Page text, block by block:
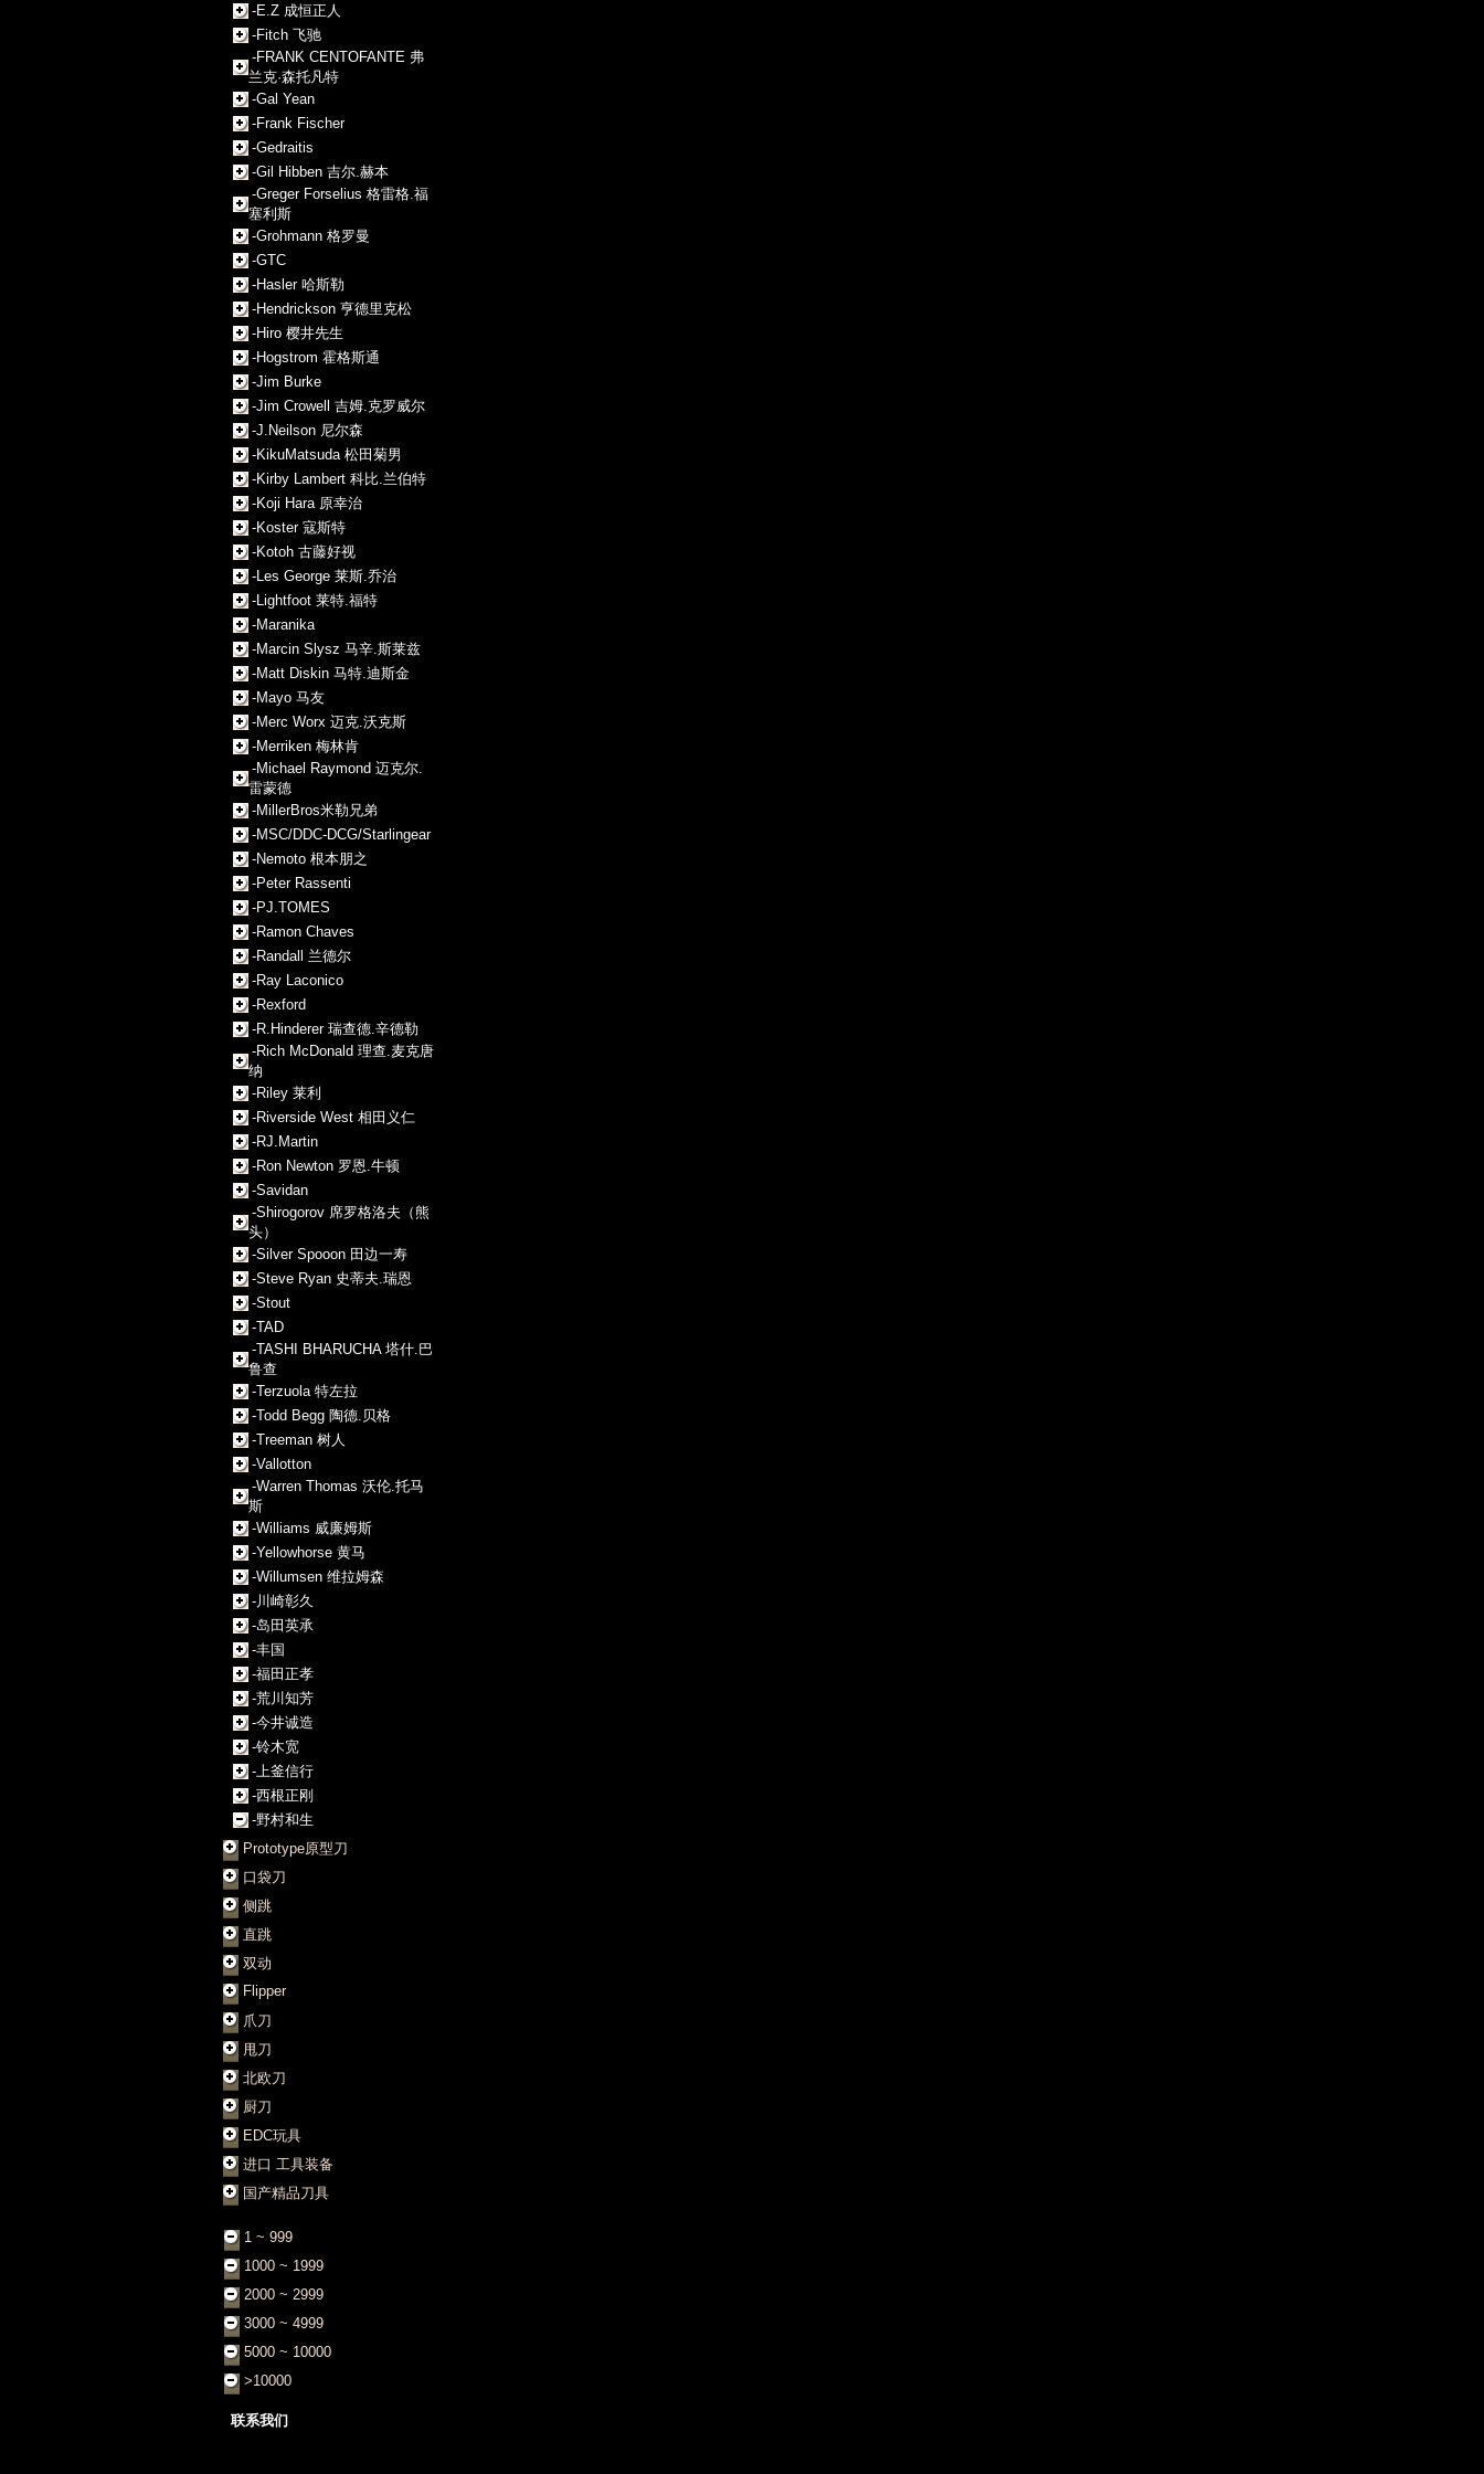
-E.Z 成恒正人
-Fitch 飞驰
-FRANK CENTOFANTE 弗
兰克·森托凡特
-Gal Yean
-Frank Fischer
-Gedraitis
-Gil Hibben 吉尔.赫本
-Greger Forselius 格雷格.福
塞利斯
-Grohmann 格罗曼
-GTC
-Hasler 哈斯勒
-Hendrickson 亨德里克松
-Hiro 樱井先生
-Hogstrom 霍格斯通
-Jim Burke
-Jim Crowell 吉姆.克罗威尔
-J.Neilson 尼尔森
-KikuMatsuda 松田菊男
-Kirby Lambert 科比.兰伯特
-Koji Hara 原幸治
-Koster 寇斯特
-Kotoh 古藤好视
-Les George 莱斯.乔治
-Lightfoot 莱特.福特
-Maranika
-Marcin Slysz 马辛.斯莱兹
-Matt Diskin 马特.迪斯金
-Mayo 马友
-Merc Worx 迈克.沃克斯
-Merriken 梅林肯
-Michael Raymond 迈克尔.
雷蒙德
-MillerBros米勒兄弟
-MSC/DDC-DCG/Starlingear
-Nemoto 根本朋之
-Peter Rassenti
-PJ.TOMES
-Ramon Chaves
-Randall 兰德尔
-Ray Laconico
-Rexford
-R.Hinderer 瑞查德.辛德勒
-Rich McDonald 理查.麦克唐
纳
-Riley 莱利
-Riverside West 相田义仁
-RJ.Martin
-Ron Newton 罗恩.牛顿
-Savidan
-Shirogorov 席罗格洛夫（熊
头）
-Silver Spooon 田边一寿
-Steve Ryan 史蒂夫.瑞恩
-Stout
-TAD
-TASHI BHARUCHA 塔什.巴
鲁查
-Terzuola 特左拉
-Todd Begg 陶德.贝格
-Treeman 树人
-Vallotton
-Warren Thomas 沃伦.托马
斯
-Williams 威廉姆斯
-Yellowhorse 黄马
-Willumsen 维拉姆森
-川崎彰久
-岛田英承
-丰国
-福田正孝
-荒川知芳
-今井诚造
-铃木宽
-上釜信行
-西根正刚
-野村和生
Prototype原型刀
口袋刀
侧跳
直跳
双动
Flipper
爪刀
甩刀
北欧刀
厨刀
EDC玩具
进口 工具装备
国产精品刀具
1 ~ 999
1000 ~ 1999
2000 ~ 2999
3000 ~ 4999
5000 ~ 10000
>10000
联系我们